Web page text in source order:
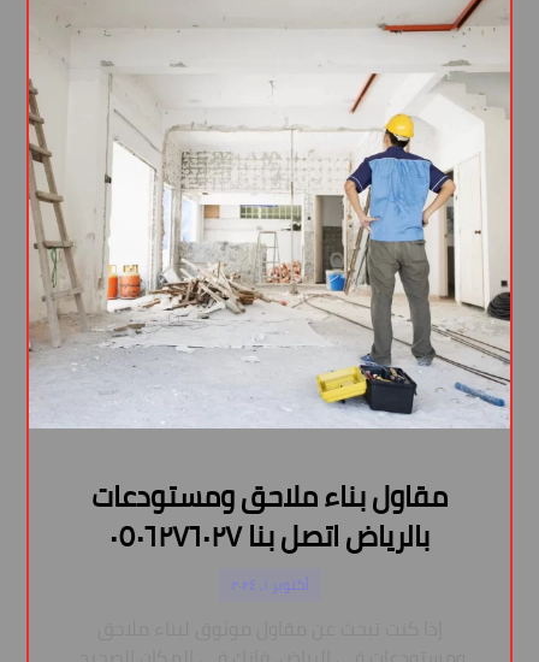
مقاول بناء ملاحق ومستودعات
بالرياض اتصل بنا ٠٥٠٦٢٧٦٠٢٧
أكتوبر ١, ٢٠٢٤